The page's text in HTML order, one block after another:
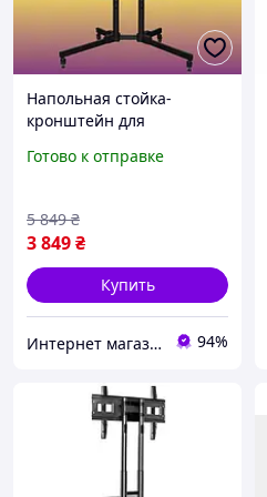
Напольная стойка-
кронштейн для
на колесах / Мобильное
презентаций
Готово к отправке
3 849₴
5 849 ₴
Купить
Интернет магазин Slando 94%